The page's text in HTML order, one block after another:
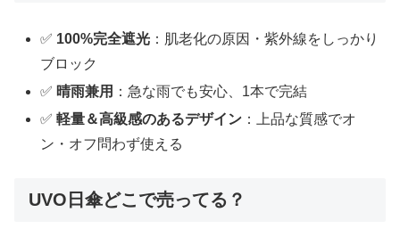
✅ 100%完全遮光 ：肌老化の原因・紫外線をしっかり
ブロック
✅ 晴雨兼用 ：急な雨でも安心、1本で完結
✅軽量＆高級感のあるデザイン ：上品な質感でオ
ン・オフ問わず使える
UVO日傘どこで売ってる？